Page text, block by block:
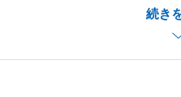
続き
「全てにおいて売却側の
上のスピード感で売却価
た」というお言葉、そし